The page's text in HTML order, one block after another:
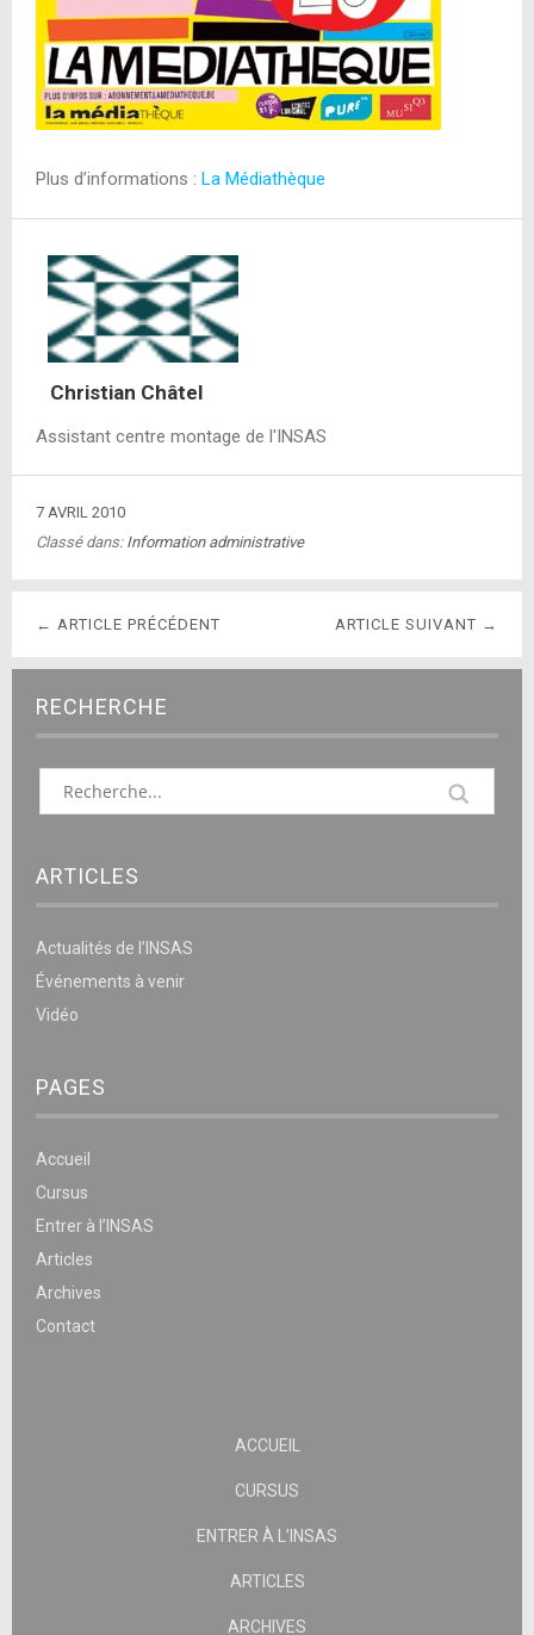
Plus d’informations : La Médiathèque
Christian Châtel
Assistant centre montage de l'INSAS
7 AVRIL 2010
Classé dans: Information administrative
ARTICLE SUIVANT →
← ARTICLE PRÉCÉDENT
RECHERCHE
ARTICLES
Actualités de l’INSAS
Événements à venir
Vidéo
PAGES
Accueil
Cursus
Entrer à l’INSAS
Articles
Archives
Contact
ACCUEIL
CURSUS
ENTRER À L’INSAS
ARTICLES
ARCHIVES